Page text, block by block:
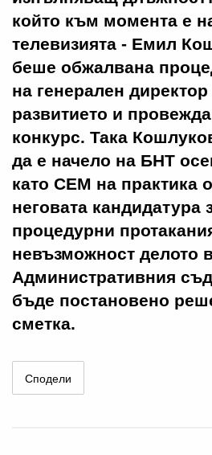
който към момента е
телевизията - Емил
беше обжалвана
на генерален
развитието и
конкурс. Така
да е начело на БНТ
като СЕМ на практика
неговата кандидатура
процедурни
невъзможност делото в
Административния
бъде постановено
сметка.
Сподели